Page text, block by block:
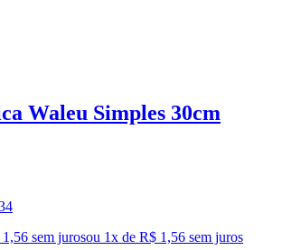
Waleu Simples 30cm
sem jurosou 1x de R$ 1,56 sem juros